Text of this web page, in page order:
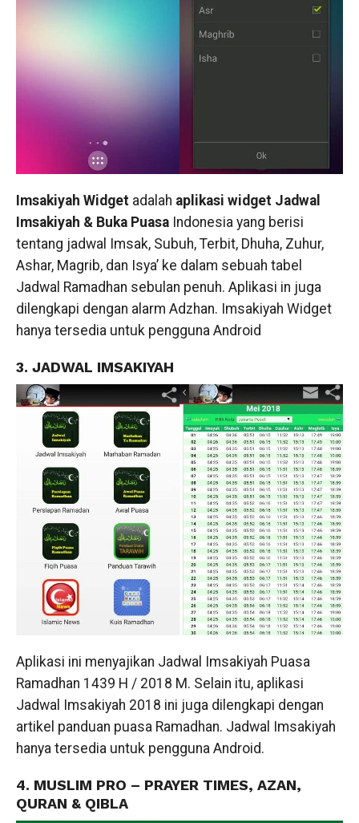
Imsakiyah Widgetadalah aplikasi widget Jadwal
Imsakiyah & Buka PuasaIndonesia yang berisi
tentang jadwal Imsak, Subuh, Terbit, Dhuha, Zuhur,
Ashar, Magrib, dan Isya’ ke dalam sebuah tabel
Jadwal Ramadhan sebulan penuh. Aplikasi in juga
dilengkapi dengan alarm Adzhan. Imsakiyah Widget
hanya tersedia untuk pengguna Android
3. JADWAL IMSAKIYAH
Aplikasi ini menyajikan Jadwal Imsakiyah Puasa
Ramadhan 1439 H / 2018 M. Selain itu, aplikasi
Jadwal Imsakiyah 2018 ini juga dilengkapi dengan
artikel panduan puasa Ramadhan. Jadwal Imsakiyah
hanya tersedia untuk pengguna Android.
4. MUSLIM PRO – PRAYER TIMES, AZAN,
QURAN & QIBLA